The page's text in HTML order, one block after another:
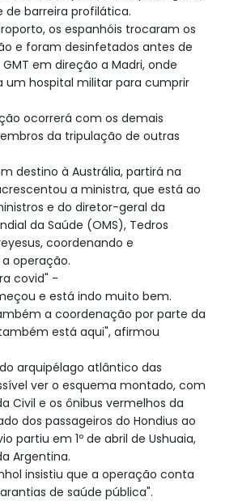
de barreira profilática.
os espanhóis trocaram os
e foram desinfetados antes de
GMT em direção a Madri, onde
um hospital militar para cumprir
ocorrerá com os demais
da tripulação de outras
destino à Austrália, partirá na
a ministra, que está ao
e do diretor-geral da
da Saúde (OMS), Tedros
coordenando e
operação.
covid" -
e está indo muito bem.
a coordenação por parte da
também está aqui", afirmou
arquipélago atlântico das
ver o esquema montado, com
Civil e os ônibus vermelhos da
dos passageiros do Hondius ao
partiu em 1º de abril de Ushuaia,
Argentina.
insistiu que a operação conta
de saúde pública".